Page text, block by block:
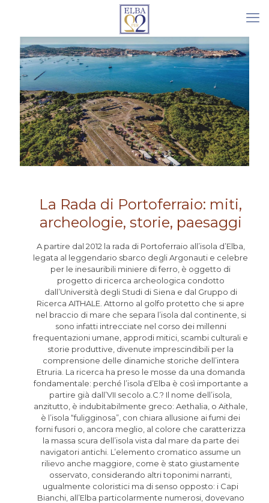
La Rada di Portoferraio: miti,
archeologie, storie, paesaggi
A partire dal 2012 la rada di Portoferraio all’isola d’Elba,
legata al leggendario sbarco degli Argonauti e celebre
per le inesauribili miniere di ferro, è oggetto di
progetto di ricerca archeologica condotto
dall’Università degli Studi di Siena e dal Gruppo di
Ricerca AITHALE. Attorno al golfo protetto che si apre
nel braccio di mare che separa l’isola dal continente, si
sono infatti intrecciate nel corso dei millenni
frequentazioni umane, approdi mitici, scambi culturali e
storie produttive, divenute imprescindibili per la
comprensione delle dinamiche storiche dell’intera
Etruria. La ricerca ha preso le mosse da una domanda
fondamentale: perché l’isola d’Elba è così importante a
partire già dall’VII secolo a.C.? Il nome dell’isola,
anzitutto, è indubitabilmente greco: Aethalia, o Aithale,
è l’isola “fuligginosa”, con chiara allusione ai fumi dei
forni fusori o, ancora meglio, al colore che caratterizza
la massa scura dell’isola vista dal mare da parte dei
navigatori antichi. L’elemento cromatico assume un
rilievo anche maggiore, come è stato giustamente
osservato, considerando altri toponimi narranti,
ugualmente coloristici ma di senso opposto: i Capi
Bianchi, all’Elba particolarmente numerosi, dovevano